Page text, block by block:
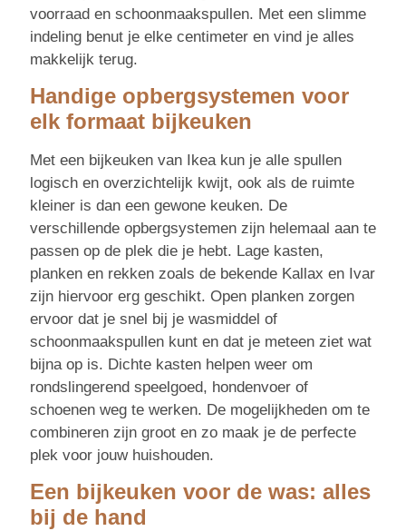
voorraad en schoonmaakspullen. Met een slimme
indeling benut je elke centimeter en vind je alles
makkelijk terug.
Handige opbergsystemen voor
elk formaat bijkeuken
Met een bijkeuken van Ikea kun je alle spullen
logisch en overzichtelijk kwijt, ook als de ruimte
kleiner is dan een gewone keuken. De
verschillende opbergsystemen zijn helemaal aan te
passen op de plek die je hebt. Lage kasten,
planken en rekken zoals de bekende Kallax en Ivar
zijn hiervoor erg geschikt. Open planken zorgen
ervoor dat je snel bij je wasmiddel of
schoonmaakspullen kunt en dat je meteen ziet wat
bijna op is. Dichte kasten helpen weer om
rondslingerend speelgoed, hondenvoer of
schoenen weg te werken. De mogelijkheden om te
combineren zijn groot en zo maak je de perfecte
plek voor jouw huishouden.
Een bijkeuken voor de was: alles
bij de hand